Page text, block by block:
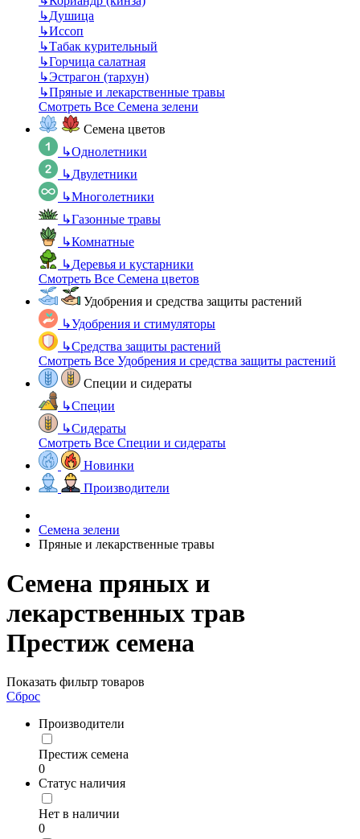
↳Душица
↳Иссоп
↳Табак курительный
↳Горчица салатная
↳Эстрагон (тархун)
↳Пряные и лекарственные травы
Смотреть Все Семена зелени
Семена цветов
↳Однолетники
↳Двулетники
↳Многолетники
↳Газонные травы
↳Комнатные
↳Деревья и кустарники
Смотреть Все Семена цветов
Удобрения и средства защиты растений
↳Удобрения и стимуляторы
↳Средства защиты растений
Смотреть Все Удобрения и средства защиты растений
Специи и сидераты
↳Специи
↳Сидераты
Смотреть Все Специи и сидераты
Новинки
Производители
Семена зелени
Пряные и лекарственные травы
Семена пряных и
лекарственных трав
Престиж семена
Показать фильтр товаров
Сброс
Производители
Престиж семена
0
Статус наличия
Нет в наличии
0